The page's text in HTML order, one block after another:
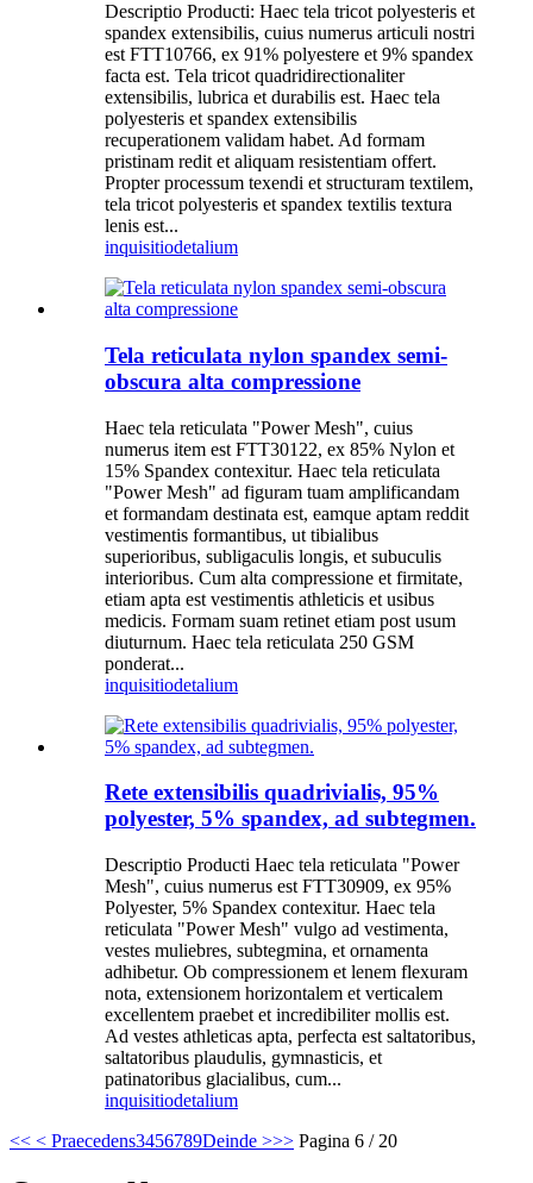
Descriptio Producti: Haec tela tricot polyesteris et
spandex extensibilis, cuius numerus articuli nostri
est FTT10766, ex 91% polyestere et 9% spandex
facta est. Tela tricot quadridirectionaliter
extensibilis, lubrica et durabilis est. Haec tela
polyesteris et spandex extensibilis
recuperationem validam habet. Ad formam
pristinam redit et aliquam resistentiam offert.
Propter processum texendi et structuram textilem,
tela tricot polyesteris et spandex textilis textura
lenis est...
inquisitiodetalium
Tela reticulata nylon spandex semi-
obscura alta compressione
Haec tela reticulata "Power Mesh", cuius
numerus item est FTT30122, ex 85% Nylon et
15% Spandex contexitur. Haec tela reticulata
"Power Mesh" ad figuram tuam amplificandam
et formandam destinata est, eamque aptam reddit
vestimentis formantibus, ut tibialibus
superioribus, subligaculis longis, et subuculis
interioribus. Cum alta compressione et firmitate,
etiam apta est vestimentis athleticis et usibus
medicis. Formam suam retinet etiam post usum
diuturnum. Haec tela reticulata 250 GSM
ponderat...
inquisitiodetalium
Rete extensibilis quadrivialis, 95%
polyester, 5% spandex, ad subtegmen.
Descriptio Producti Haec tela reticulata "Power
Mesh", cuius numerus est FTT30909, ex 95%
Polyester, 5% Spandex contexitur. Haec tela
reticulata "Power Mesh" vulgo ad vestimenta,
vestes muliebres, subtegmina, et ornamenta
adhibetur. Ob compressionem et lenem flexuram
nota, extensionem horizontalem et verticalem
excellentem praebet et incredibiliter mollis est.
Ad vestes athleticas apta, perfecta est saltatoribus,
saltatoribus plaudulis, gymnasticis, et
patinatoribus glacialibus, cum...
inquisitiodetalium
<< < Praecedens3456789Deinde >>> Pagina 6 / 20